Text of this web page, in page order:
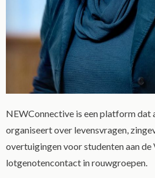
NEWConnective is een platform dat
organiseert over levensvragen,
overtuigingen voor studenten aan de
lotgenotencontact in rouwgroepen.